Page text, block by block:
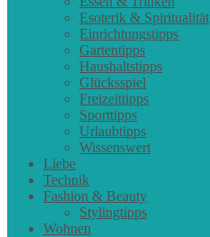
Esoterik & Spiritualität
Einrichtungstipps
Gartentipps
Haushaltstipps
Glücksspiel
Freizeittipps
Sporttipps
Urlaubtipps
Wissenswert
Liebe
Technik
Fashion & Beauty
Stylingtipps
Wohnen